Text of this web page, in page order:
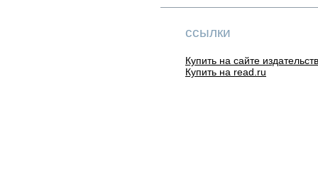
ссылки
Купить на сайте
Купить на read.ru